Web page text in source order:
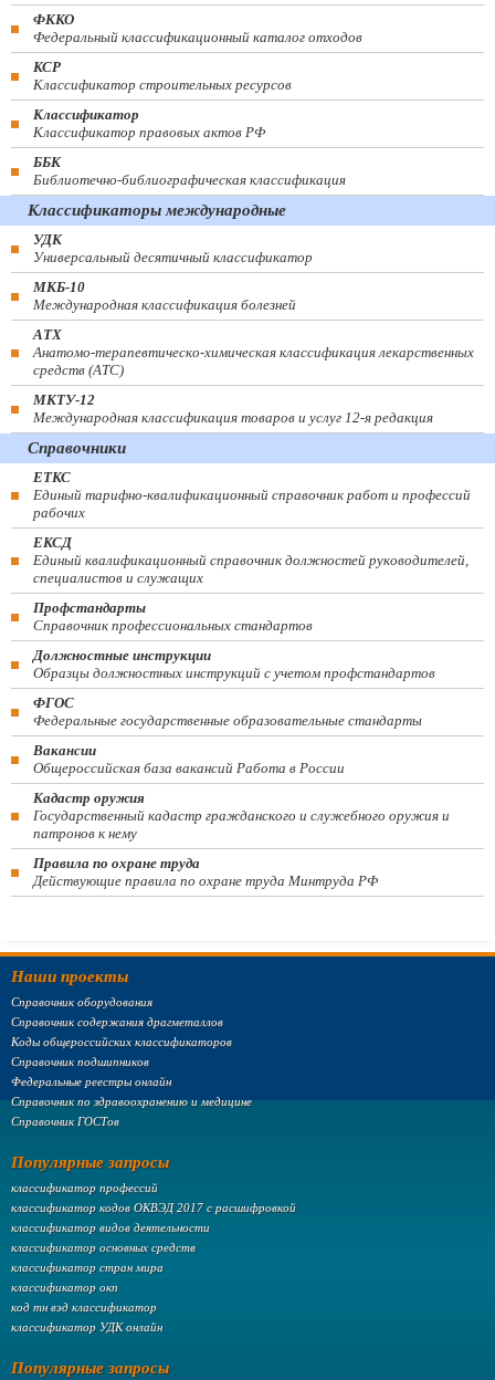
ФККО
Федеральный классификационный каталог отходов
КСР
Классификатор строительных ресурсов
Классификатор
Классификатор правовых актов РФ
ББК
Библиотечно-библиографическая классификация
Классификаторы международные
УДК
Универсальный десятичный классификатор
МКБ-10
Международная классификация болезней
АТХ
Анатомо-терапевтическо-химическая классификация лекарственных
средств (ATC)
МКТУ-12
Международная классификация товаров и услуг 12-я редакция
Справочники
ЕТКС
Единый тарифно-квалификационный справочник работ и профессий
рабочих
ЕКСД
Единый квалификационный справочник должностей руководителей,
специалистов и служащих
Профстандарты
Справочник профессиональных стандартов
Должностные инструкции
Образцы должностных инструкций с учетом профстандартов
ФГОС
Федеральные государственные образовательные стандарты
Вакансии
Общероссийская база вакансий Работа в России
Кадастр оружия
Государственный кадастр гражданского и служебного оружия и
патронов к нему
Правила по охране труда
Действующие правила по охране труда Минтруда РФ
Наши проекты
Справочник оборудования
Справочник содержания драгметаллов
Коды общероссийских классификаторов
Справочник подшипников
Федеральные реестры онлайн
Справочник по здравоохранению и медицине
Справочник ГОСТов
Популярные запросы
классификатор профессий
классификатор кодов ОКВЭД 2017 с расшифровкой
классификатор видов деятельности
классификатор основных средств
классификатор стран мира
классификатор окп
код тн вэд классификатор
классификатор УДК онлайн
Популярные запросы